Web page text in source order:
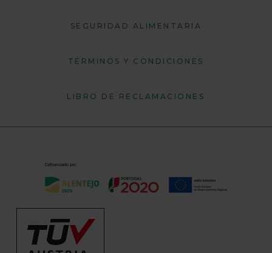
SEGURIDAD ALIMENTARIA
TÉRMINOS Y CONDICIONES
LIBRO DE RECLAMACIONES